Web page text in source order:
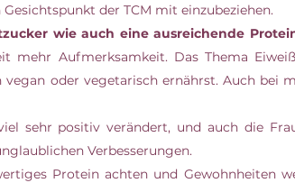
der TCM mit einzubeziehen.
wie auch eine ausreichende
mehr Aufmerksamkeit. Das Thema
oder vegetarisch ernährst. Auch bei
sehr positiv verändert, und auch die
Verbesserungen.
Protein achten und Gewohnheiten